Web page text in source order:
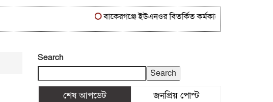
বাকেরগঞ্জে ইউএনওর বিতর্কিত কর্মকাণ্ডে নাগরিক সেবা ব্যাহত
Search
Search
শেষ আপডেট জনপ্রিয় পোস্ট